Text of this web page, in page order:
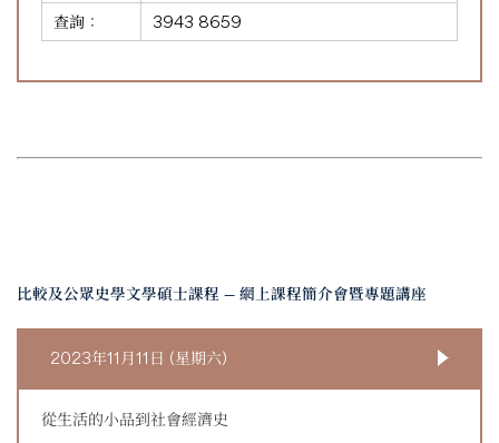
查詢： 3943 8659
比較及公眾史學文學碩士課程 — 網上課程簡介會暨專題講座
2023年11月11日 (星期六)
從生活的小品到社會經濟史